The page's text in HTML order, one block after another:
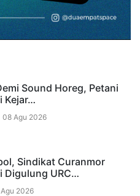
Sound Horeg, Petani
Kejar…
08 Agu 2026
Sindikat Curanmor
Digulung URC…
2026